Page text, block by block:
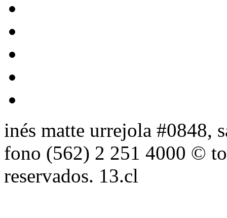
inés matte urrejola #0848,
fono (562) 2 251 4000 ©
reservados. 13.cl